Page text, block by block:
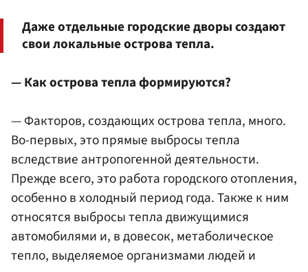
Даже отдельные городские дворы создают
свои локальные острова тепла.
— Как острова тепла формируются?
— Факторов, создающих острова тепла, много.
Во-первых, это прямые выбросы тепла
вследствие антропогенной деятельности.
Прежде всего, это работа городского отопления,
особенно в холодный период года. Также к ним
относятся выбросы тепла движущимися
автомобилями и, в довесок, метаболическое
тепло, выделяемое организмами людей и